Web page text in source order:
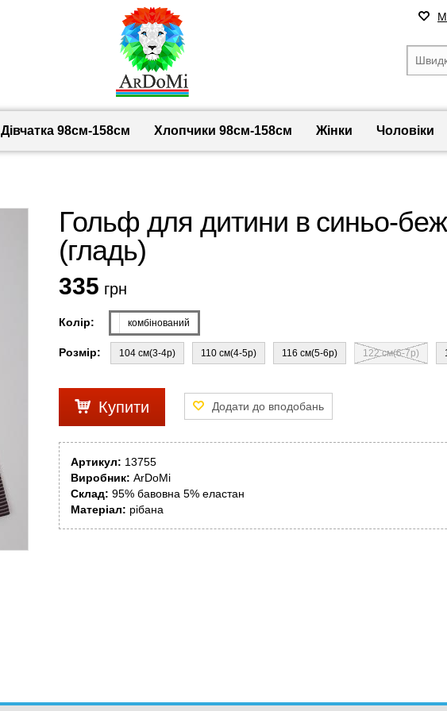
Дівчатка 98cм-158см Хлопчики 98см-158см Жінки Чоловіки
Гольф для дитини в синьо-
(гладь)
335 грн
Колір: комбінований
Розмір: 104 см(3-4р) 110 см(4-5р) 116 см(5-6р) 122 см(6-7р)
Купити
Артикул: 13755
Виробник: ArDoMi
Склад: 95% бавовна 5% еластан
Матеріал: рібана